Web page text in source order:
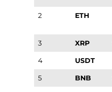
2 ETH
3 XRP
4
USDT
5
BNB